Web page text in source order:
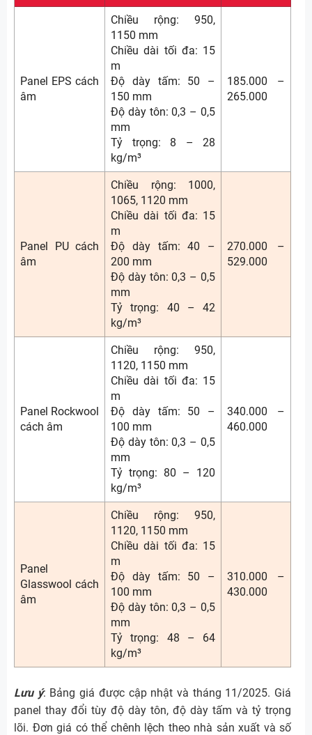
Panel EPS cách
âm
Chiều rộng: 950,
1150 mm
Chiều dài tối đa: 15
m
Độ dày tấm: 50 –
150 mm
Độ dày tôn: 0,3 – 0,5
mm
Tỷ trọng: 8 – 28
kg/m³
185.000 –
265.000
Panel PU cách
âm
Chiều rộng: 1000,
1065, 1120 mm
Chiều dài tối đa: 15
m
Độ dày tấm: 40 –
200 mm
Độ dày tôn: 0,3 – 0,5
mm
Tỷ trọng: 40 – 42
kg/m³
270.000 –
529.000
Panel Rockwool
cách âm
Chiều rộng: 950,
1120, 1150 mm
Chiều dài tối đa: 15
m
Độ dày tấm: 50 –
100 mm
Độ dày tôn: 0,3 – 0,5
mm
Tỷ trọng: 80 – 120
kg/m³
340.000 –
460.000
Panel
Glasswool cách
âm
Chiều rộng: 950,
1120, 1150 mm
Chiều dài tối đa: 15
m
Độ dày tấm: 50 –
100 mm
Độ dày tôn: 0,3 – 0,5
mm
Tỷ trọng: 48 – 64
kg/m³
310.000 –
430.000
Lưu ý: Bảng giá được cập nhật và tháng 11/2025. Giá
panel thay đổi tùy độ dày tôn, độ dày tấm và tỷ trọng
lõi. Đơn giá có thể chênh lệch theo nhà sản xuất và số